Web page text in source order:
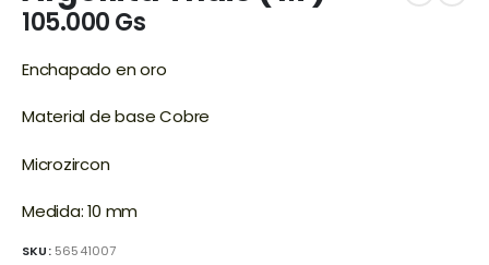
105.000Gs
Enchapado en oro
Material de base Cobre
Microzircon
Medida: 10 mm
SKU: 56541007